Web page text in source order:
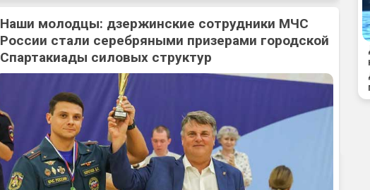
Наши молодцы: дзержинские сотрудники МЧС
России стали серебряными призерами городской
Спартакиады силовых структур